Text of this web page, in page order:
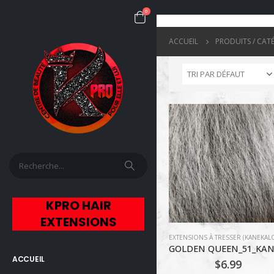
0
KPRO HAIR
EXTENSIONS
ACCUEIL
ACCUEIL PRODUITS /
$6.99